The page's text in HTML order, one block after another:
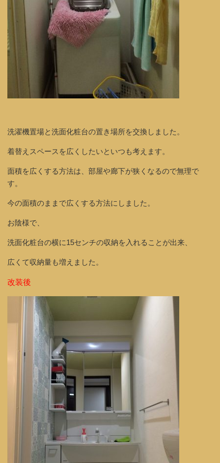
洗濯機置場と洗面化粧台の置き場所を交換しました。
着替えスペースを広くしたいといつも考えます。
面積を広くする方法は、部屋や廊下が狭くなるので無理で
す。
今の面積のままで広くする方法にしました。
お陰様で、
洗面化粧台の横に15センチの収納を入れることが出来、
広くて収納量も増えました。
改装後